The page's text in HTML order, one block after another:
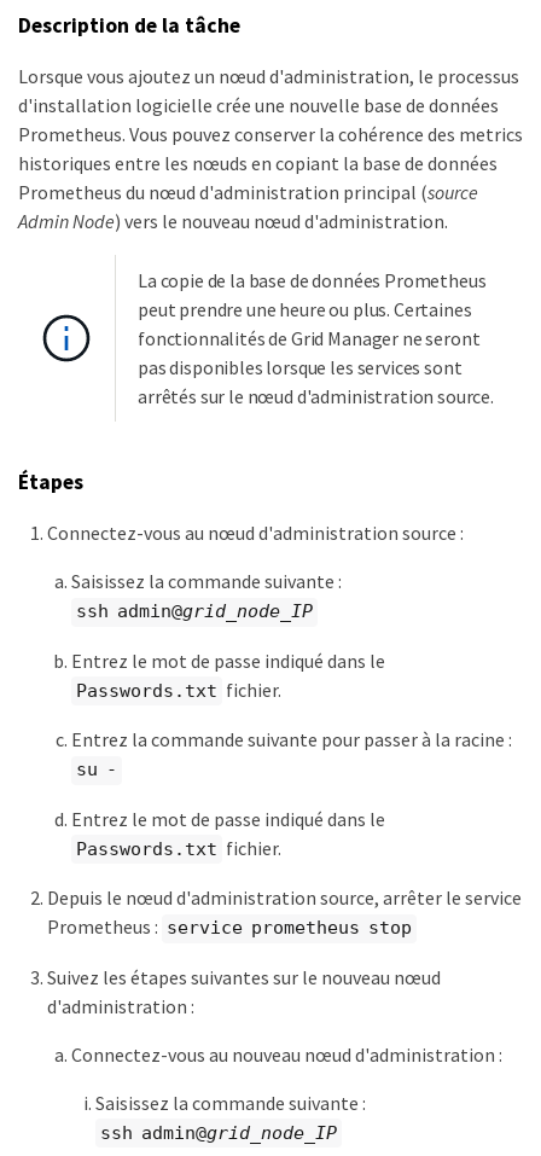
Description de la tâche
Lorsque vous ajoutez un nœud d'administration, le processus
d'installation logicielle crée une nouvelle base de données
Prometheus. Vous pouvez conserver la cohérence des metrics
historiques entre les nœuds en copiant la base de données
Prometheus du nœud d'administration principal (source
Admin Node) vers le nouveau nœud d'administration.
La copie de la base de données Prometheus
peut prendre une heure ou plus. Certaines
fonctionnalités de Grid Manager ne seront
pas disponibles lorsque les services sont
arrêtés sur le nœud d'administration source.
Étapes
Connectez-vous au nœud d'administration source :
Saisissez la commande suivante :
ssh admin@grid_node_IP
Entrez le mot de passe indiqué dans le
Passwords.txt fichier.
Entrez la commande suivante pour passer à la racine :
su -
Entrez le mot de passe indiqué dans le
Passwords.txt fichier.
Depuis le nœud d'administration source, arrêter le service
Prometheus : service prometheus stop
Suivez les étapes suivantes sur le nouveau nœud
d'administration :
Connectez-vous au nouveau nœud d'administration :
Saisissez la commande suivante :
ssh admin@grid_node_IP